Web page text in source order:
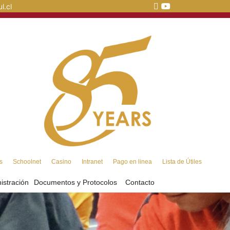
Schoolnet Casino Intranet Pago en linea Lista de Útiles
Documentos y Protocolos Contacto